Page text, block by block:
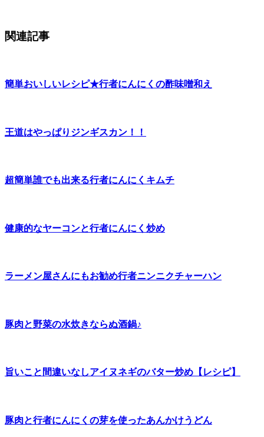
関連記事
簡単おいしいレシピ★行者にんにくの酢味噌和え
王道はやっぱりジンギスカン！！
超簡単誰でも出来る行者にんにくキムチ
健康的なヤーコンと行者にんにく炒め
ラーメン屋さんにもお勧め行者ニンニクチャーハン
豚肉と野菜の水炊きならぬ酒鍋♪
旨いこと間違いなしアイヌネギのバター炒め【レシピ】
豚肉と行者にんにくの芽を使ったあんかけうどん